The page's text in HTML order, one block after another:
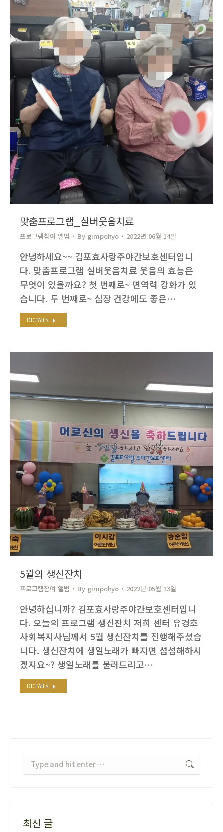
맞춤프로그램_실버웃음치료
프로그램참여 앨범 By gimpohyo​ 2022년 06월 14일
안녕하세요~~ 김포효사랑주야간보호센터입니
다. 맞춤프로그램 실버웃음치료 웃음의 효능은
무엇이 있을까요? 첫 번째로~ 면역력 강화가 있
습니다. 두 번째로~ 심장 건강에도 좋은…
DETAILS
5월의 생신잔치
프로그램참여 앨범 By gimpohyo​ 2022년 05월 13일
안녕하십니까? 김포효사랑주야간보호센터입니
다. 오늘의 프로그램 생신잔치 저희 센터 유경호
사회복지사님께서 5월 생신잔치를 진행해주셨습
니다. 생신잔치에 생일노래가 빠지면 섭섭해하시
겠지요~? 생일노래를 불러드리고…
DETAILS
Search:
최신 글